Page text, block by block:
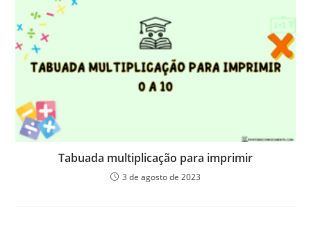
Tabuada multiplicação para imprimir
3 de agosto de 2023